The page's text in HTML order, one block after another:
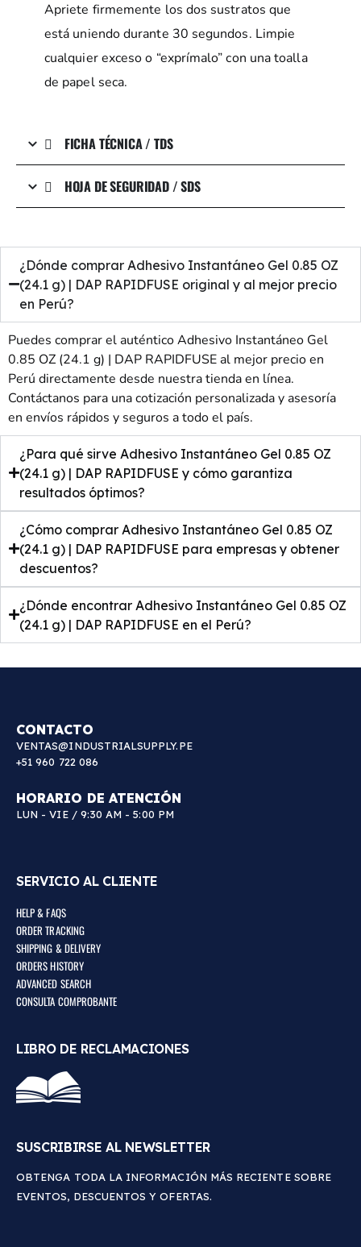
Apriete firmemente los dos sustratos que
está uniendo durante 30 segundos. Limpie
cualquier exceso o “exprímalo” con una toalla
de papel seca.
FICHA TÉCNICA / TDS
HOJA DE SEGURIDAD / SDS
¿Dónde comprar Adhesivo Instantáneo Gel 0.85 OZ
(24.1 g) | DAP RAPIDFUSE original y al mejor precio
en Perú?
Puedes comprar el auténtico Adhesivo Instantáneo Gel
0.85 OZ (24.1 g) | DAP RAPIDFUSE al mejor precio en
Perú directamente desde nuestra tienda en línea.
Contáctanos para una cotización personalizada y asesoría
en envíos rápidos y seguros a todo el país.
¿Para qué sirve Adhesivo Instantáneo Gel 0.85 OZ
(24.1 g) | DAP RAPIDFUSE y cómo garantiza
resultados óptimos?
¿Cómo comprar Adhesivo Instantáneo Gel 0.85 OZ
(24.1 g) | DAP RAPIDFUSE para empresas y obtener
descuentos?
¿Dónde encontrar Adhesivo Instantáneo Gel 0.85 OZ
(24.1 g) | DAP RAPIDFUSE en el Perú?
CONTACTO
VENTAS@INDUSTRIALSUPPLY.PE
+51 960 722 086
HORARIO DE ATENCIÓN
LUN - VIE / 9:30 AM - 5:00 PM
SERVICIO AL CLIENTE
HELP & FAQS
ORDER TRACKING
SHIPPING & DELIVERY
ORDERS HISTORY
ADVANCED SEARCH
CONSULTA COMPROBANTE
LIBRO DE RECLAMACIONES
SUSCRIBIRSE AL NEWSLETTER
OBTENGA TODA LA INFORMACIÓN MÁS RECIENTE SOBRE
EVENTOS, DESCUENTOS Y OFERTAS.